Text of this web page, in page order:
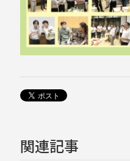
関連記事